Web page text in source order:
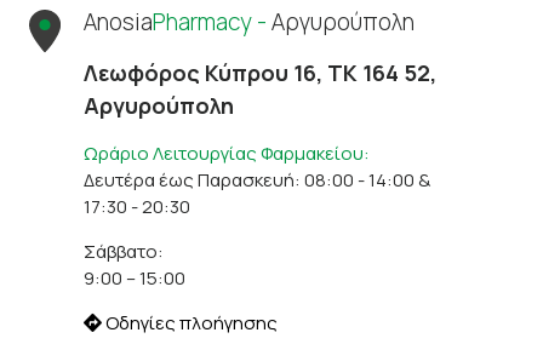
AnosiaPharmacy -Αργυρούπολη
Λεωφόρος Κύπρου 16, ΤΚ 164 52,
Αργυρούπολη
Ωράριο Λειτουργίας Φαρμακείου:
Δευτέρα έως Παρασκευή: 08:00 - 14:00 &
17:30 - 20:30
Σάββατο:
9:00 – 15:00
Οδηγίες πλοήγησης